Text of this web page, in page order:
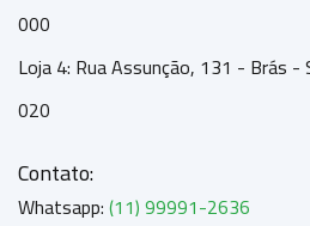
000
Loja 4: Rua Assunção, 131 - Brás
020
Contato:
Whatsapp:(11) 99991-2636